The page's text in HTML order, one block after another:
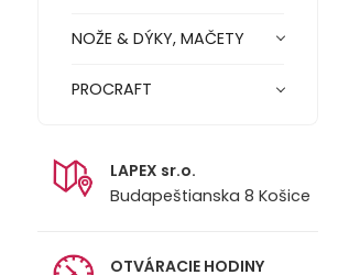
NOŽE & DÝKY, MAČETY
PROCRAFT
LAPEX sr.o.
Budapeštianska 8 Košice
OTVÁRACIE HODINY